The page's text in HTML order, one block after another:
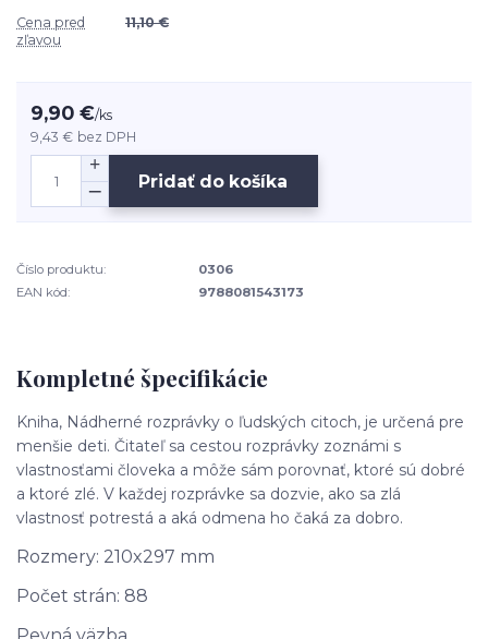
Cena pred
zľavou
11,10 €
9,90 €/ks
9,43 € bez DPH
Pridať do košíka
Číslo produktu:
0306
EAN kód:
9788081543173
Kompletné špecifikácie
Kniha, Nádherné rozprávky o ľudských citoch, je určená pre
menšie deti. Čitateľ sa cestou rozprávky zoznámi s
vlastnosťami človeka a môže sám porovnať, ktoré sú dobré
a ktoré zlé. V každej rozprávke sa dozvie, ako sa zlá
vlastnosť potrestá a aká odmena ho čaká za dobro.
Rozmery: 210x297 mm
Počet strán: 88